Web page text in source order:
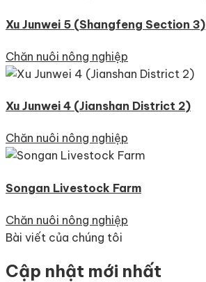
Xu Junwei 5 (Shangfeng Section 3)
Chăn nuôi nông nghiệp
Xu Junwei 4 (Jianshan District 2)
Chăn nuôi nông nghiệp
Songan Livestock Farm
Chăn nuôi nông nghiệp
Bài viết của chúng tôi
Cập nhật mới nhất